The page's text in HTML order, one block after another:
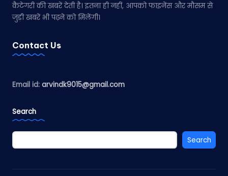
कैटेगरी की खबरें देती है। इतना ही नहीं, आपको फाइनेंस और मौसम से
जुड़ी खबरें भी पढ़ने को मिलेंगी।
Contact Us
Email id: arvindk9015@gmail.com
Search
Search